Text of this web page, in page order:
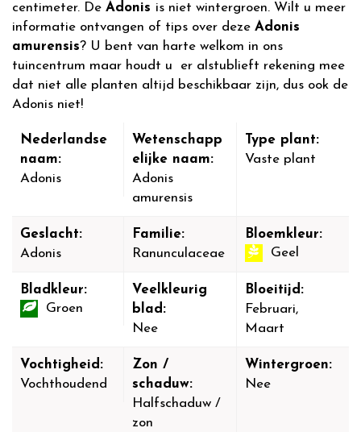
centimeter. De Adonis is niet wintergroen. Wilt u meer
informatie ontvangen of tips over deze Adonis
amurensis? U bent van harte welkom in ons
tuincentrum maar houdt u er alstublieft rekening mee
dat niet alle planten altijd beschikbaar zijn, dus ook de
Adonis niet!
Nederlandse
naam:
Adonis
Wetenschapp
elijke naam:
Adonis
amurensis
Type plant:
Vaste plant
Geslacht:
Adonis
Familie:
Ranunculaceae
Bloemkleur:
Geel
Bladkleur:
Groen
Veelkleurig
blad:
Nee
Bloeitijd:
Februari,
Maart
Vochtigheid:
Vochthoudend
Zon /
schaduw:
Halfschaduw /
zon
Wintergroen:
Nee